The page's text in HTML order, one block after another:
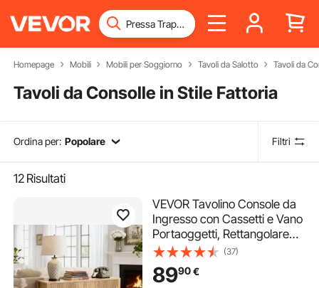
Homepage Mobili Mobili per Soggiorno Tavoli da Salotto Tavoli da
Tavoli da Consolle in Stile Fattoria
Ordina per: Popolare Filtri
12 Risultati
VEVOR Tavolino Console da
Ingresso con Cassetti e Vano
Portaoggetti, Rettangolare
Stretto in MDF e Truciolato
per Corridoio, Camera da
Letto, Soggiorno, Ingresso,
(37)
8990€